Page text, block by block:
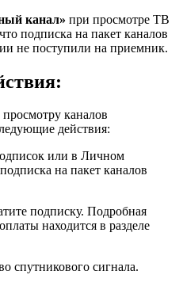
канал» при просмотре ТВ
подписка на пакет каналов
не поступили на приемник.
каналов
действия:
или в Личном
на пакет каналов
подписку. Подробная
находится в разделе
спутникового сигнала.